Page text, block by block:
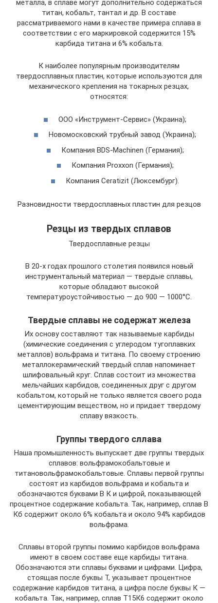
металла, в сплаве могут дополнительно содержаться
титан, кобальт, тантал и др. В составе
рассматриваемого нами в качестве примера сплава в
соответствии с его маркировкой содержится 15%
карбида титана и 6% кобальта.
К наиболее популярным производителям
твердосплавных пластин, которые используются для
механического крепления на токарных резцах,
относятся:
ООО «Инструмент-Сервис» (Украина);
Новомосковский трубный завод (Украина);
Компания BDS-Machinen (Германия);
Компания Proxxon (Германия);
Компания Ceratizit (Люксембург).
Разновидности твердосплавных пластин для резцов
Резцы из твердых сплавов
Твердосплавные резцы
В 20-х годах прошлого столетия появился новый
инструментальный материал — твердые сплавы,
которые обладают высокой
температуроустойчивостью — до 900 — 1000°С.
Твердые сплавы не содержат железа
Их основу составляют так называемые карбиды
(химические соединения с углеродом тугоплавких
металлов) вольфрама и титана. По своему строению
металлокерамический твердый сплав напоминает
шлифовальный круг. Сплав состоит из множества
мельчайших карбидов, соединенных друг с другом
кобальтом, который не только является своего рода
цементирующим веществом, но и придает твердому
сплаву вязкость.
Группы твердого сллава
Наша промышленность выпускает две группы твердых
сплавов: вольфрамокобальтовые и
титановольфрамокобальтовые. Сплавы первой группы
состоят из карбидов вольфрама и кобальта и
обозначаются буквами В К и цифрой, показывающей
процентное содержание кобальта. Так, например, сплав В
Кб содержит около 6% кобальта и около 94% карбидов
вольфрама.
Сплавы второй группы помимо карбидов вольфрама
имеют в своем составе еще карбиды титана.
Обозначаются эти сплавы буквами и цифрами. Цифра,
стоящая после буквы Т, указывает процентное
содержание карбидов титана, а цифра после буквы К —
кобальта. Так, например, сплав Т15К6 содержит около